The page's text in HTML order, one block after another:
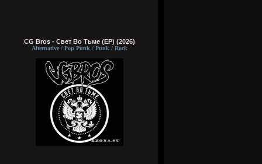
CG Bros - Свет Во Тьме (EP) (2026)
Alternative / Pop Punk / Punk / Rock